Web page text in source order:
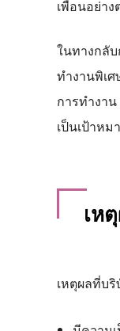
เพื่อนอย่า
ในทางกลั
ทำงานพิเ
การทำงา
เป็นเป้าห
เห
เหตุผลที่บ